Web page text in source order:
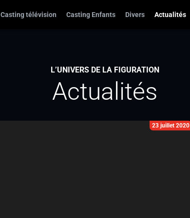
Casting télévision Casting Enfants Divers Actualités
L’UNIVERS DE LA FIGURATION
Actualités
23 juillet 2020